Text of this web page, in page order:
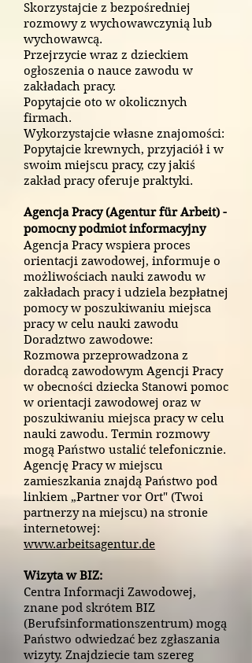
Skorzystajcie z bezpośredniej
rozmowy z wychowawczynią lub
wychowawcą.
Przejrzycie wraz z dzieckiem
ogłoszenia o nauce zawodu w
zakładach pracy.
Popytajcie oto w okolicznych
firmach.
Wykorzystajcie własne znajomości:
Popytajcie krewnych, przyjaciół i w
swoim miejscu pracy, czy jakiś
zakład pracy oferuje praktyki.
Agencja Pracy (Agentur für Arbeit) -
pomocny podmiot informacyjny
Agencja Pracy wspiera proces
orientacji zawodowej, informuje o
możliwościach nauki zawodu w
zakładach pracy i udziela bezpłatnej
pomocy w poszukiwaniu miejsca
pracy w celu nauki zawodu
Doradztwo zawodowe:
Rozmowa przeprowadzona z
doradcą zawodowym Agencji Pracy
w obecności dziecka Stanowi pomoc
w orientacji zawodowej oraz w
poszukiwaniu miejsca pracy w celu
nauki zawodu. Termin rozmowy
mogą Państwo ustalić telefonicznie.
Agencję Pracy w miejscu
zamieszkania znajdą Państwo pod
linkiem „Partner vor Ort" (Twoi
partnerzy na miejscu) na stronie
internetowej:
www.arbeitsagentur.de
Wizyta w BIZ:
Centra Informacji Zawodowej,
znane pod skrótem BIZ
(Berufsinformationszentrum) mogą
Państwo odwiedzać bez zgłaszania
wizyty. Znajdziecie tam szereg